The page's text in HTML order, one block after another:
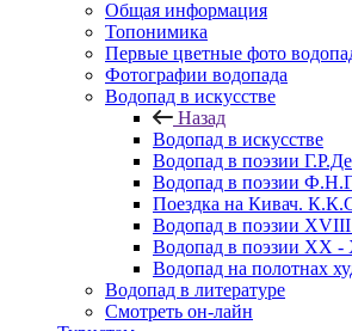
Общая информация
Топонимика
Первые цветные фото
Фотографии водопада
Водопад в искусстве
Назад
Водопад в искусстве
Водопад в поэзии
Водопад в поэзии
Поездка на Кивач.
Водопад в поэзии
Водопад в поэзии XX -
Водопад на полотнах
Водопад в литературе
Смотреть он-лайн